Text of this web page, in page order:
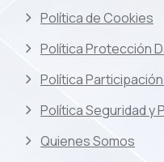
Política de Cookies
Política Protección
Política
Política Seguridad y
Quienes Somos